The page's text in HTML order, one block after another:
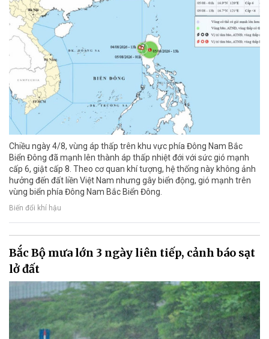
Chiều ngày 4/8, vùng áp thấp trên khu vực phía Đông Nam Bắc
Biển Đông đã mạnh lên thành áp thấp nhiệt đới với sức gió mạnh
cấp 6, giật cấp 8. Theo cơ quan khí tượng, hệ thống này không ảnh
hưởng đến đất liền Việt Nam nhưng gây biển động, gió mạnh trên
vùng biển phía Đông Nam Bắc Biển Đông.
Biến đổi khí hậu
Bắc Bộ mưa lớn 3 ngày liên tiếp, cảnh báo sạt
lở đất